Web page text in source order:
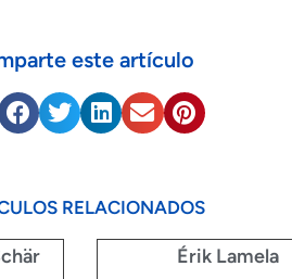
este artículo
RELACIONADOS
Érik Lamela